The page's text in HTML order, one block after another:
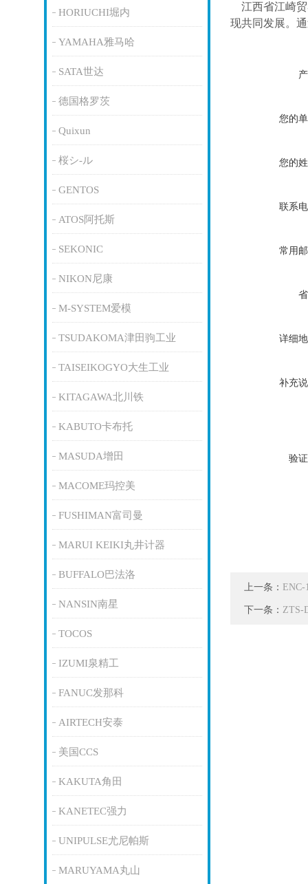
HORIUCHI堀内
YAMAHA雅马哈
SATA世达
德国格罗茨
Quixun
桜シ-ル
GENTOS
ATOS阿托斯
SEKONIC
NIKON尼康
M-SYSTEM爱模
TSUDAKOMA津田驹工业
TAISEIKOGYO大生工业
KITAGAWA北川铁
KABUTO卡布托
MASUDA增田
MACOME玛控美
FUSHIMAN富司曼
MARUI KEIKI丸井计器
BUFFALO巴法洛
NANSIN南星
TOCOS
IZUMI泉精工
FANUC发那科
AIRTECH安泰
美国CCS
KAKUTA角田
KANETEC强力
UNIPULSE尤尼帕斯
MARUYAMA丸山
江西省江崎
现共同发展。
您的
您的
联系
常用
详细
补充
验
上一条：
下一条： ZTS-